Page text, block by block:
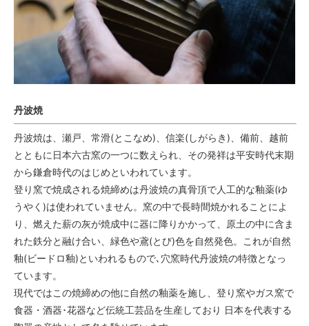
丹波焼
丹波焼は、瀬戸、常滑(とこなめ)、信楽(しがらき)、備前、越前
とともに日本六古窯の一つに数えられ、その発祥は平安時代末期
から鎌倉時代のはじめといわれています。
登り窯で焼成される焼締めは丹波焼の真骨頂で人工的な釉薬(ゆ
うやく)は使われていません。窯の中で長時間焼かれることによ
り、燃えた薪の灰が焼成中に器に降りかかって、原土の中に含ま
れた鉄分と融け合い、緑色や鳶(とび)色を自然発色。これが自然
釉(ビードロ釉)といわれるもので､穴窯時代丹波焼の特徴となっ
ています。
現代ではこの焼締めの他に自然の釉薬を施し、登り窯やガス窯で
食器・酒器･花器など伝統工芸品を生産しており 日本を代表する